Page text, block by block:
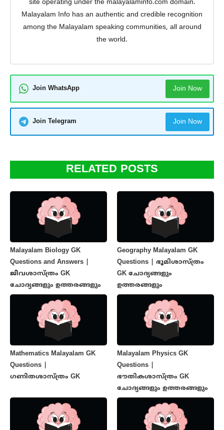
site operating under the malayalaminfo.com domain.
Malayalam Info has an authentic and credible recognition
among the Malayalam speaking communities, all around
the world.
Join WhatsApp Join Now
Join Telegram Join Now
RELATED POSTS
Malayalam Biology GK
Questions and Answers |
ജീവശാസ്ത്രം GK
ചോദ്യങ്ങളും ഉത്തരങ്ങളും
Geography Malayalam GK
Questions | ഭൂമിശാസ്ത്രം
GK ചോദ്യങ്ങളും
ഉത്തരങ്ങളും
Mathematics Malayalam GK
Questions |
ഗണിതശാസ്ത്രം GK
Malayalam Physics GK
Questions |
ഭൗതികശാസ്ത്രം GK
ചോദ്യങ്ങളും ഉത്തരങ്ങളും